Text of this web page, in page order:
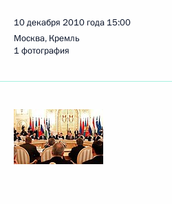
10 декабря 2010 года 15:00
Москва, Кремль
1 фотография